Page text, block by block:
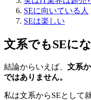
SEに向いている人
SEは楽しい
文系でもSEに
結論からいえば、 文系
ではありません。
私は文系からSEとして